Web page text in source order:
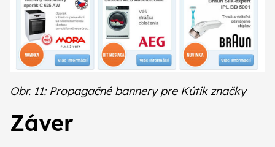
Obr. 11: Propagačné bannery pre Kútik značky
Záver